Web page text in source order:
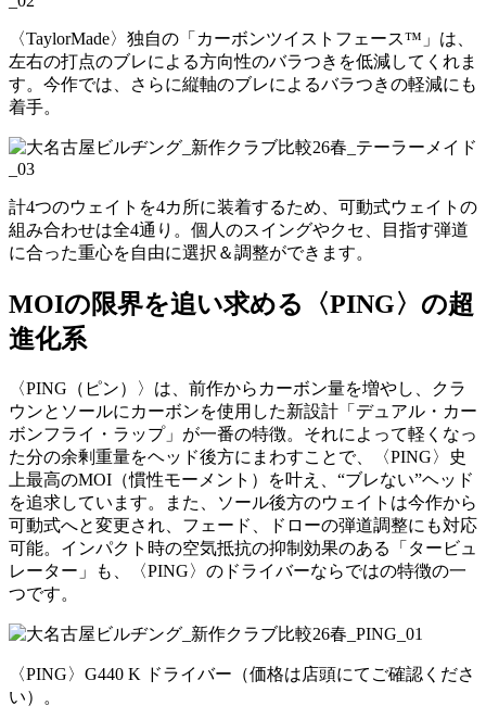
〈TaylorMade〉独自の「カーボンツイストフェース™」は、
左右の打点のブレによる方向性のバラつきを低減してくれま
す。今作では、さらに縦軸のブレによるバラつきの軽減にも
着手。
計4つのウェイトを4カ所に装着するため、可動式ウェイトの
組み合わせは全4通り。個人のスイングやクセ、目指す弾道
に合った重心を自由に選択＆調整ができます。
MOIの限界を追い求める〈PING〉の超
進化系
〈PING（ピン）〉は、前作からカーボン量を増やし、クラ
ウンとソールにカーボンを使用した新設計「デュアル・カー
ボンフライ・ラップ」が一番の特徴。それによって軽くなっ
た分の余剰重量をヘッド後方にまわすことで、〈PING〉史
上最高のMOI（慣性モーメント）を叶え、“ブレない”ヘッド
を追求しています。また、ソール後方のウェイトは今作から
可動式へと変更され、フェード、ドローの弾道調整にも対応
可能。インパクト時の空気抵抗の抑制効果のある「タービュ
レーター」も、〈PING〉のドライバーならではの特徴の一
つです。
〈PING〉G440 K ドライバー（価格は店頭にてご確認くださ
い）。